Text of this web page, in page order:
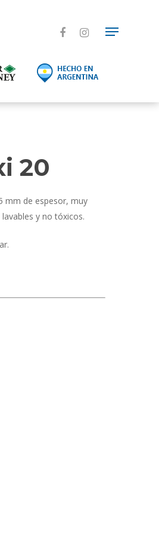
20
mm de espesor, muy
y no tóxicos.